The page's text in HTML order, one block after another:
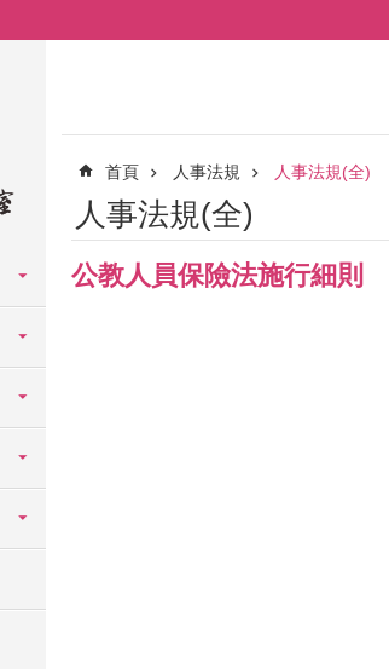
首頁 人事法規 人事法規(全)
人事法規(全)
公教人員保險法施行細則